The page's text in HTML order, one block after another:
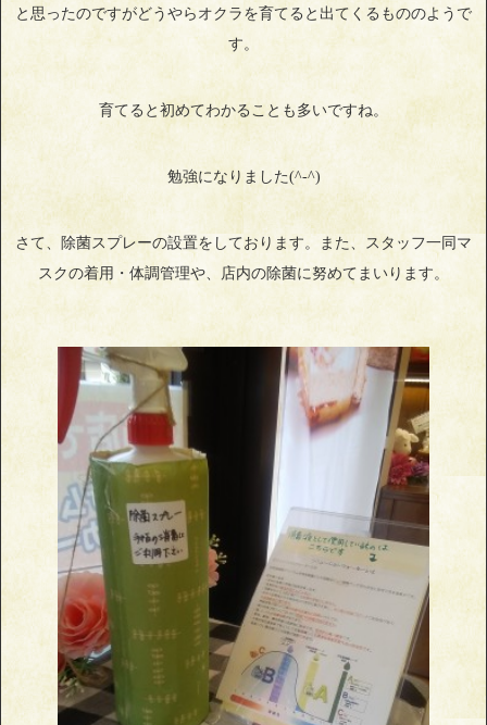
と思ったのですがどうやらオクラを育てると出てくるもののようで
す。
育てると初めてわかることも多いですね。
勉強になりました(^‐^)
さて、除菌スプレーの設置をしております。また、スタッフ一同マ
スクの着用・体調管理や、店内の除菌に努めてまいります。